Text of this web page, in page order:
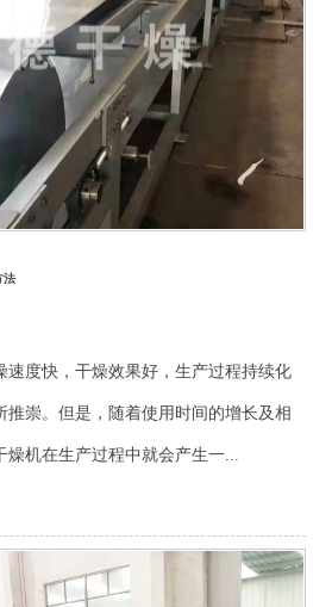
法
速度快，干燥效果好，生产过程持续化
推崇。但是，随着使用时间的增长及相
机在生产过程中就会产生一...